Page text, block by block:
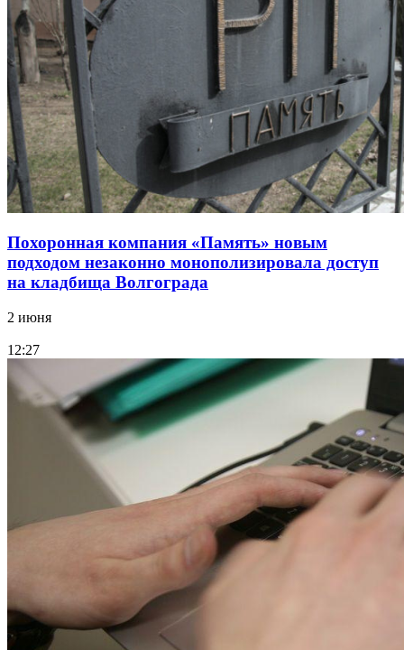
Похоронная компания «Память» новым
подходом незаконно монополизировала доступ
на кладбища Волгограда
2 июня
12:27